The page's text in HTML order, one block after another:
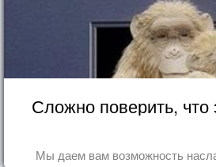
Сложно поверить, что
Мы даем вам возможность